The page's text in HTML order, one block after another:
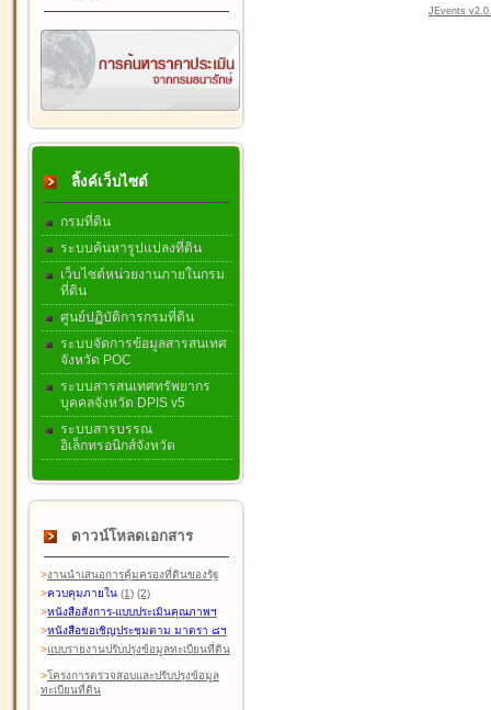
ลิ้งค์เว็บไซต์
กรมที่ดิน
ระบบค้นหารูปแปลงที่ดิน
เว็บไซต์หน่วยงานภายในกรม
ที่ดิน
ศูนย์ปฏิบัติการกรมที่ดิน
ระบบจัดการข้อมูลสารสนเทศ
จังหวัด POC
ระบบสารสนเทศทรัพยากร
บุคคลจังหวัด DPIS v5
ระบบสารบรรณ
อิเล็กทรอนิกส์จังหวัด
ดาวน์โหลดเอกสาร
>งานนำเสนอการคุ้มครองที่ดินของรัฐ
>ควบคุมภายใน (1) (2)
>หนังสือสังการ-แบบประเมินคุณภาพฯ
>หนังสือขอเชิญประชุมตาม มาตรา ๘ฯ
>แบบรายงานปรับปรุงข้อมูลทะเบียนที่ดิน
>โครงการตรวจสอบและปรับปรุงข้อมูล
ทะเบียนที่ดิน
JEvents